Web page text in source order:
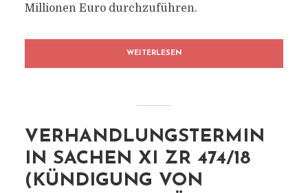
Millionen Euro durchzuführen.
WEITERLESEN
VERHANDLUNGSTERMIN
IN SACHEN XI ZR 474/18
(KÜNDIGUNG VON